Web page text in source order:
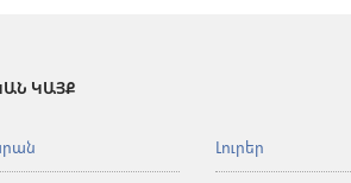
ԿԱՅՔ
Լուրեր